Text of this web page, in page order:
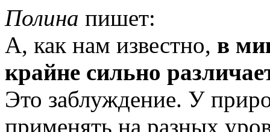
Полина пишет:
А, как нам известно, в
крайне сильно
Это заблуждение. У
применять на разных